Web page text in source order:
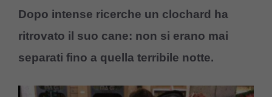
Dopo intense ricerche un clochard ha
ritrovato il suo cane: non si erano mai
separati fino a quella terribile notte.